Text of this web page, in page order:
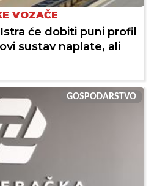
VOZAČE
će dobiti puni profil
sustav naplate, ali
GOSPODARSTVO